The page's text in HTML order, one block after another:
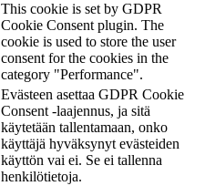
This cookie is set by GDPR
Cookie Consent plugin. The
cookie is used to store the user
consent for the cookies in the
category "Performance".
Evästeen asettaa GDPR Cookie
Consent -laajennus, ja sitä
käytetään tallentamaan, onko
käyttäjä hyväksynyt evästeiden
käyttön vai ei. Se ei tallenna
henkilötietoja.